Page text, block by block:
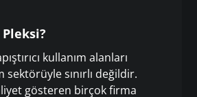
kullanım alanları
sektörüyle sınırlı değildir.
gösteren birçok firma